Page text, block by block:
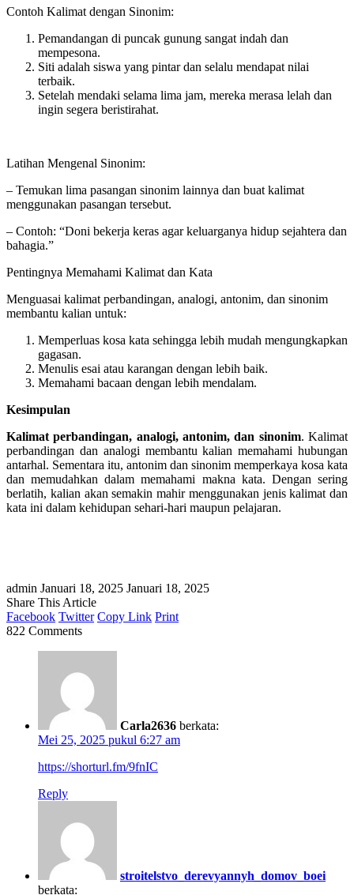
Contoh Kalimat dengan Sinonim:
Pemandangan di puncak gunung sangat indah dan
mempesona.
Siti adalah siswa yang pintar dan selalu mendapat nilai
terbaik.
Setelah mendaki selama lima jam, mereka merasa lelah dan
ingin segera beristirahat.
Latihan Mengenal Sinonim:
– Temukan lima pasangan sinonim lainnya dan buat kalimat
menggunakan pasangan tersebut.
– Contoh: “Doni bekerja keras agar keluarganya hidup sejahtera dan
bahagia.”
Pentingnya Memahami Kalimat dan Kata
Menguasai kalimat perbandingan, analogi, antonim, dan sinonim
membantu kalian untuk:
Memperluas kosa kata sehingga lebih mudah mengungkapkan
gagasan.
Menulis esai atau karangan dengan lebih baik.
Memahami bacaan dengan lebih mendalam.
Kesimpulan
Kalimat perbandingan, analogi, antonim, dan sinonim. Kalimat
perbandingan dan analogi membantu kalian memahami hubungan
antarhal. Sementara itu, antonim dan sinonim memperkaya kosa kata
dan memudahkan dalam memahami makna kata. Dengan sering
berlatih, kalian akan semakin mahir menggunakan jenis kalimat dan
kata ini dalam kehidupan sehari-hari maupun pelajaran.
admin Januari 18, 2025 Januari 18, 2025
Share This Article
Facebook Twitter Copy Link Print
822 Comments
Carla2636 berkata:
Mei 25, 2025 pukul 6:27 am
https://shorturl.fm/9fnIC
Reply
stroitelstvo_derevyannyh_domov_boei
berkata: